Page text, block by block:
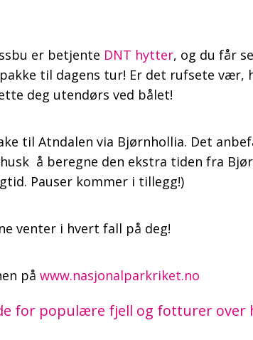
er betjente DNT hytter, og du får
til dagens tur! Er det rufsete vær,
deg utendørs ved bålet!
til Atndalen via Bjørnhollia. Det
å beregne den ekstra tiden fra
Pauser kommer i tillegg!)
venter i hvert fall på deg!
påwww.nasjonalparkriket.no
for populære fjell og fotturer over